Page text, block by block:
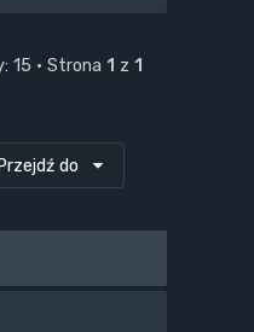
15 • Strona 1 z 1
do